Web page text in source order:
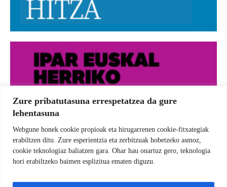
Zure pribatutasuna errespetatzea da gure
lehentasuna
Webgune honek cookie propioak eta hirugarrenen cookie-fitxategiak
erabiltzen ditu. Zure esperientzia eta zerbitzuak hobetzeko asmoz,
cookie teknologiaz baliatzen gara. Ohar hau onartuz gero, teknologia
hori erabiltzeko baimen esplizitua ematen diguzu.